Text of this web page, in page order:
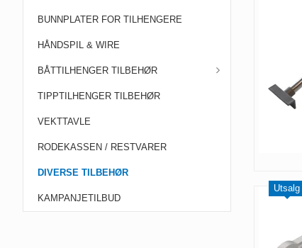
BUNNPLATER FOR TILHENGERE
HÅNDSPIL & WIRE
BÅTTILHENGER TILBEHØR
TIPPTILHENGER TILBEHØR
VEKTTAVLE
RODEKASSEN / RESTVARER
DIVERSE TILBEHØR
KAMPANJETILBUD
Utsalg